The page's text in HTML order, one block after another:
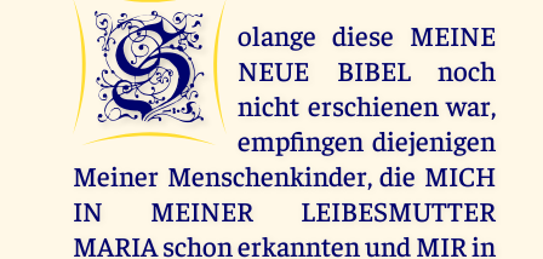
S
olange diese MEINE
NEUE BIBEL noch
nicht erschienen war,
empfingen diejenigen
Meiner Menschenkinder, die MICH
IN MEINER LEIBESMUTTER
MARIA schon erkannten und MIR in